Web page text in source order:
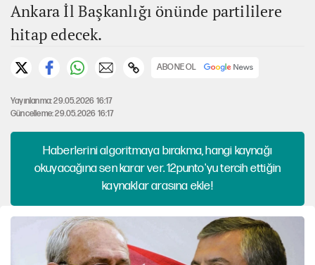
Ankara İl Başkanlığı önünde partililere
hitap edecek.
ABONE OL
Yayınlanma: 29.05.2026 16:17
Güncelleme: 29.05.2026 16:17
Haberlerini algoritmaya bırakma, hangi kaynağı
okuyacağına sen karar ver. 12punto'yu tercih ettiğin
kaynaklar arasına ekle!